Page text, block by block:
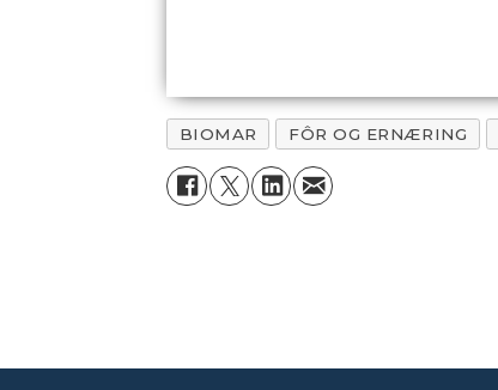
BIOMAR FÔR OG ERNÆRING